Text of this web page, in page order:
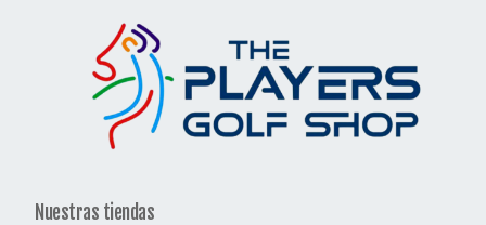
Nuestras tiendas